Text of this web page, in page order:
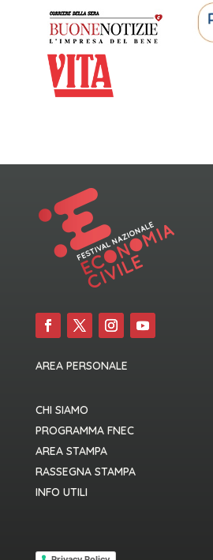
AREA PERSONALE
CHI SIAMO
PROGRAMMA FNEC
AREA STAMPA
RASSEGNA STAMPA
INFO UTILI